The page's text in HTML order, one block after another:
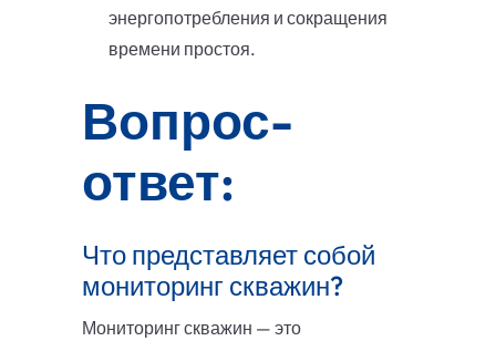
энергопотребления и сокращения
времени простоя.
Вопрос-
ответ:
Что представляет собой
мониторинг скважин?
Мониторинг скважин — это